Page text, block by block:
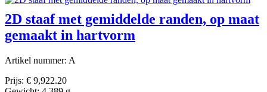
2D staaf met gemiddelde randen, op maat
gemaakt in hartvorm
Artikel nummer: A
Prijs: € 9,922.20